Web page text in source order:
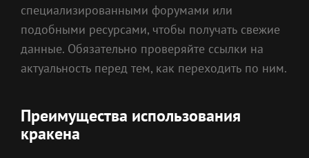
специализированными форумами или
подобными ресурсами, чтобы получать свежие
данные. Обязательно проверяйте ссылки на
актуальность перед тем, как переходить по ним.
Преимущества использования
кракена